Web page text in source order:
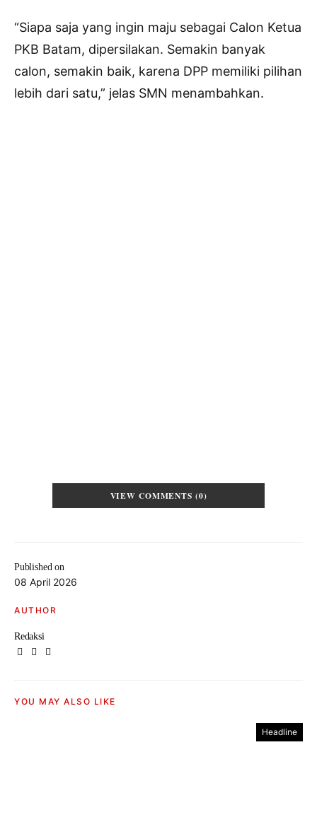
Published on
08 April 2026
AUTHOR
Redaksi
“Siapa saja yang ingin maju sebagai Calon Ketua
PKB Batam, dipersilakan. Semakin banyak
calon, semakin baik, karena DPP memiliki pilihan
lebih dari satu,” jelas SMN menambahkan.
VIEW COMMENTS (0)
YOU MAY ALSO LIKE
Headline